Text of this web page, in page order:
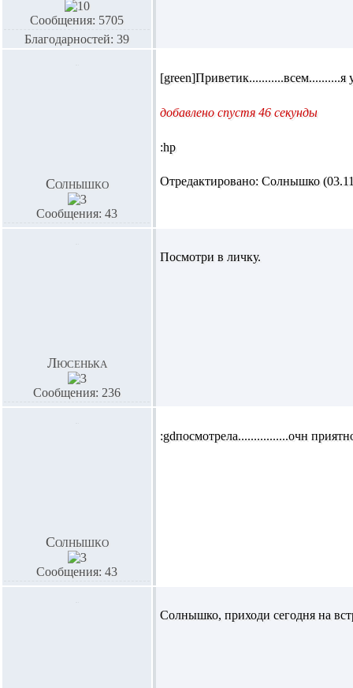
Сообщения: 5705
Благодарностей: 39
Солнышко
Сообщения: 43
[green]Приветик...........всем..........я
добавлено спустя 46 секунды
:hp
Отредактировано: Солнышко
Люсенька
Сообщения: 236
Посмотри в личку.
Солнышко
Сообщения: 43
:gdпосмотрела................очн
Солнышко, приходи сегодня на